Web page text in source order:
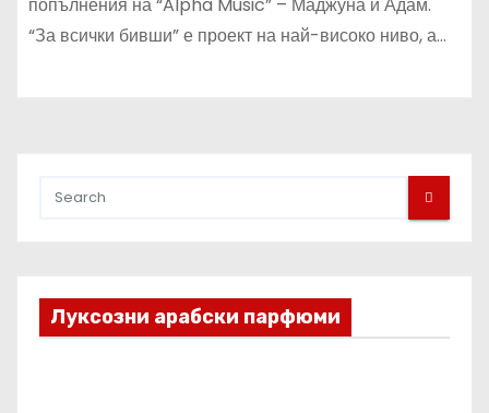
“За всички бивши” е проект на най-високо ниво, а…
Луксозни арабски парфюми